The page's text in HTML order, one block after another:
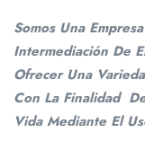
Somos Una
Intermediación De
Ofrecer Una
Con La Finalidad
Vida Mediante El